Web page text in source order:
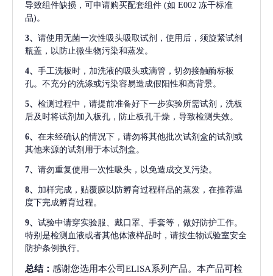
导致组件缺损，可申请购买配套组件 (如 E002 冻干标准
品)。
3、 请使用无菌一次性吸头吸取试剂，使用后，须旋紧试剂
瓶盖，以防止微生物污染和蒸发。
4、 手工洗板时，加洗液的吸头或滴管，切勿接触酶标板
孔。不充分的洗涤或污染容易造成假阳性和高背景。
5、 检测过程中，请提前准备好下一步实验所需试剂，洗板
后及时将试剂加入板孔，防止板孔干燥，导致检测失效。
6、 在未经确认的情况下，请勿将其他批次试剂盒的试剂或
其他来源的试剂用于本试剂盒。
7、 请勿重复使用一次性吸头，以免造成交叉污染。
8、 加样完成，贴覆膜以防孵育过程样品的蒸发，在推荐温
度下完成孵育过程。
9、 试验中请穿实验服、戴口罩、手套等，做好防护工作。
特别是检测血液或者其他体液样品时，请按生物试验室安全
防护条例执行。
总结： 感谢您选用本公司ELISA系列产品。本产品可检